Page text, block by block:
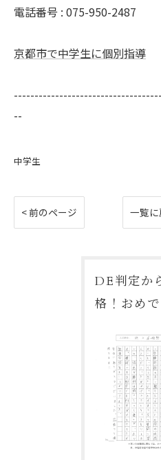
電話番号 : 075-950-2487
京都市で中学生に個別指導
--
中学生
< 前のページ 一覧に
DE判定か
格！おめで